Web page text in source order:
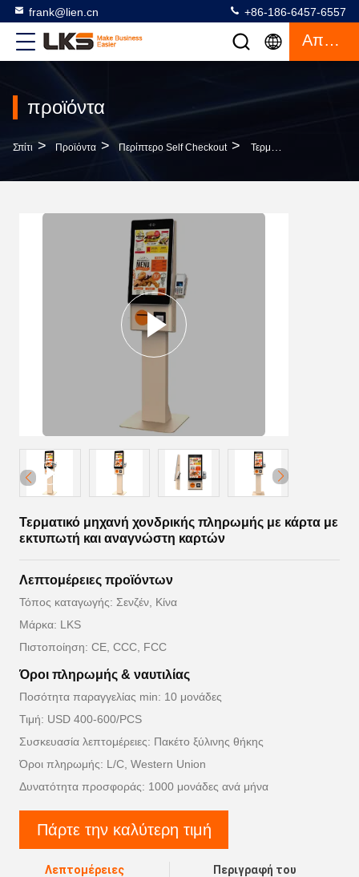
frank@lien.cn +86-186-6457-6557
Απόσπασμα
προϊόντα
Σπίτι > Προϊόντα > Περίπτερο Self Checkout > Τερματικό Μηχανή Χονδρικής Πληρωμής Με Κάρτα Με Εκτυπωτή Και Αναγνώστη Καρτών
Τερματικό μηχανή χονδρικής πληρωμής με κάρτα με
εκτυπωτή και αναγνώστη καρτών
Λεπτομέρειες προϊόντων
Τόπος καταγωγής: Σενζέν, Κίνα
Μάρκα: LKS
Πιστοποίηση: CE, CCC, FCC
Όροι πληρωμής & ναυτιλίας
Ποσότητα παραγγελίας min: 10 μονάδες
Τιμή: USD 400-600/PCS
Συσκευασία λεπτομέρειες: Πακέτο ξύλινης θήκης
Όροι πληρωμής: L/C, Western Union
Δυνατότητα προσφοράς: 1000 μονάδες ανά μήνα
Πάρτε την καλύτερη τιμή
Λεπτομέρειες
Περιγραφή του